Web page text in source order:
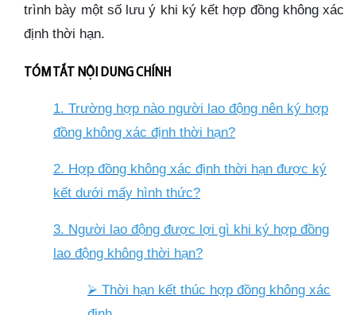
trình bày một số lưu ý khi ký kết hợp đồng không xác
định thời hạn.
TÓM TẮT NỘI DUNG CHÍNH
1. Trường hợp nào người lao động nên ký hợp
đồng không xác định thời hạn?
2. Hợp đồng không xác định thời hạn được ký
kết dưới mấy hình thức?
3. Người lao động được lợi gì khi ký hợp đồng
lao động không thời hạn?
⮚ Thời hạn kết thúc hợp đồng không xác